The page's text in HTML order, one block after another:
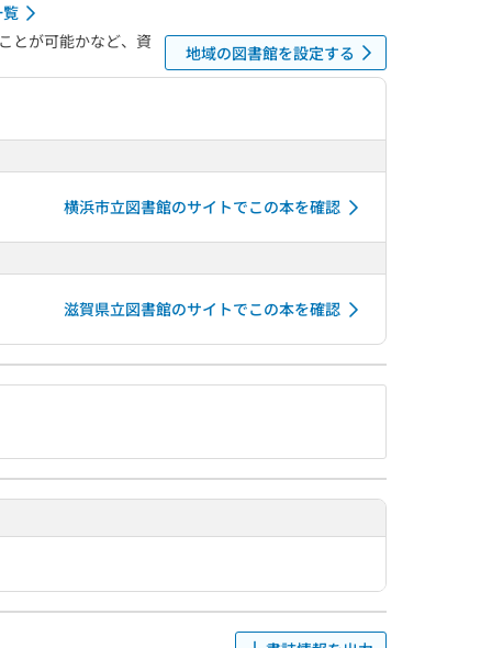
とが可能かなど、資
地域の図書館を設定する
横浜市立図書館のサイトでこの本を確認
滋賀県立図書館のサイトでこの本を確認